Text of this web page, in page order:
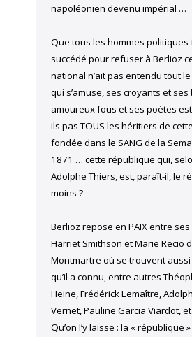
napoléonien devenu impérial …
Que tous les hommes
succédé pour refuser à Berlioz
national n’ait pas entendu tout
qui s’amuse, ses croyants et
amoureux fous et ses poètes
ils pas TOUS les héritiers de
fondée dans le SANG de la
1871 … cette république qui,
Adolphe Thiers, est, paraît-il, le
moins ?
Berlioz repose en PAIX entre
Harriet Smithson et Marie Recio
Montmartre où se trouvent
qu’il a connu, entre autres
Heine, Frédérick Lemaître,
Vernet, Pauline Garcia Viardot,
Qu’on l’y laisse : la « république